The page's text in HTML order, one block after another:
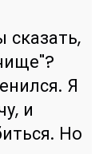
Я
и
Но